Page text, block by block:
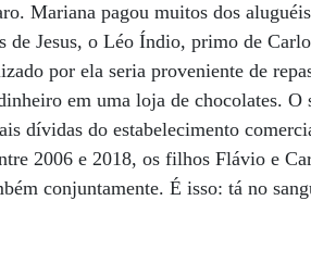
Mariana pagou muitos dos
de Jesus, o Léo Índio, primo de
por ela seria proveniente de
em uma loja de chocolates. O
dívidas do estabelecimento
2006 e 2018, os filhos Flávio e
conjuntamente. É isso: tá no